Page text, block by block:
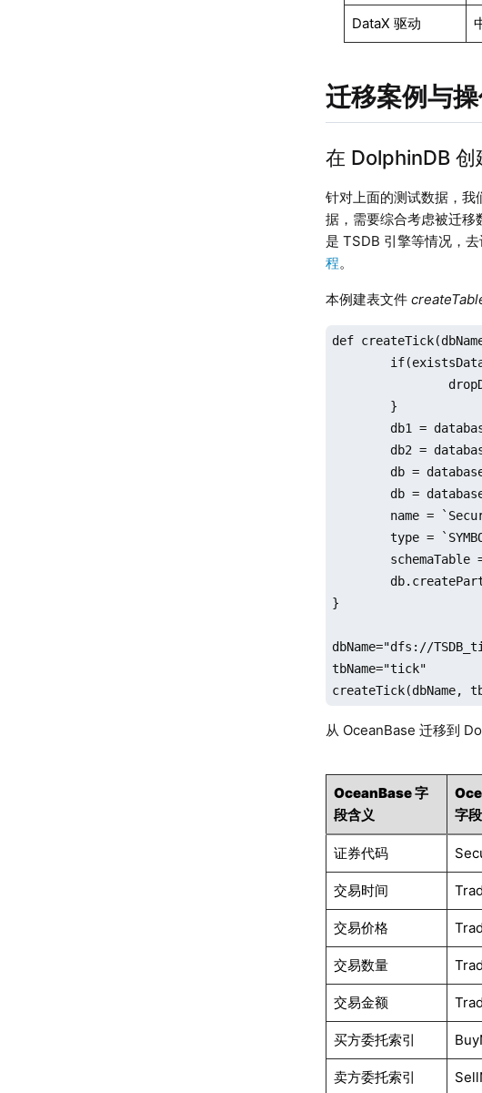
DataX 驱动
迁移案例与
在 DolphinDB 创
针对上面的测试数据，
据，需要综合考虑被迁
是 TSDB 引擎等情况，
程。
本例建表文件
def
	type = `SYMBOL`TIMESTAMP`DOUBLE`INT`DOUBLE`INT`INT`INT`INT`SYMBOL`INT
}
dbName="dfs://
tbName="tick"
createTick(dbName,
从 OceanBase 迁移到
OceanBase 字
段含义
字段
证券代码
交易时间
交易价格
交易数量
交易金额
买方委托索引
卖方委托索引